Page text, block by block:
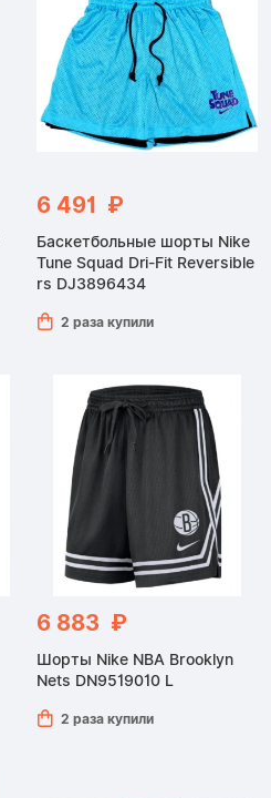
6 491 ₽
Баскетбольные шорты Nike
Tune Squad Dri-Fit Reversible
rs DJ3896434
2 раза купили
6 883 ₽
Шорты Nike NBA Brooklyn
Nets DN9519010 L
2 раза купили